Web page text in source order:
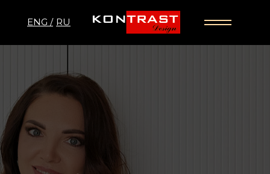
ENG / RU